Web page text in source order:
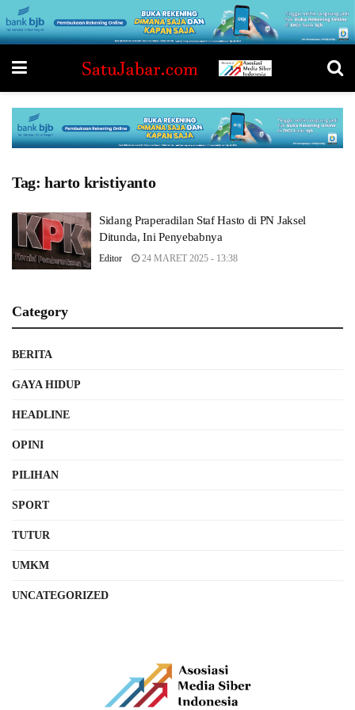
Tag: harto kristiyanto
Sidang Praperadilan Staf Hasto di PN Jaksel
Ditunda, Ini Penyebabnya
Editor 24 MARET 2025 - 13:38
Category
BERITA
GAYA HIDUP
HEADLINE
OPINI
PILIHAN
SPORT
TUTUR
UMKM
UNCATEGORIZED